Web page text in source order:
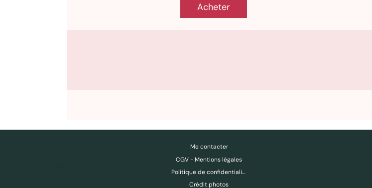
Acheter
Me contacter
CGV - Mentions légales
Politique de confidentialité
Crédit photos